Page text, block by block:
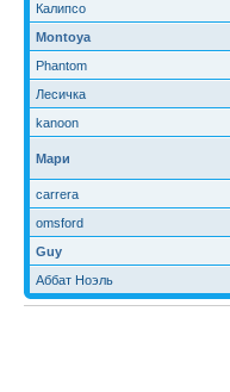
Калипсо
Montoya
Phantom
Лесичка
kanoon
Мари
carrera
omsford
Guy
Аббат Ноэль